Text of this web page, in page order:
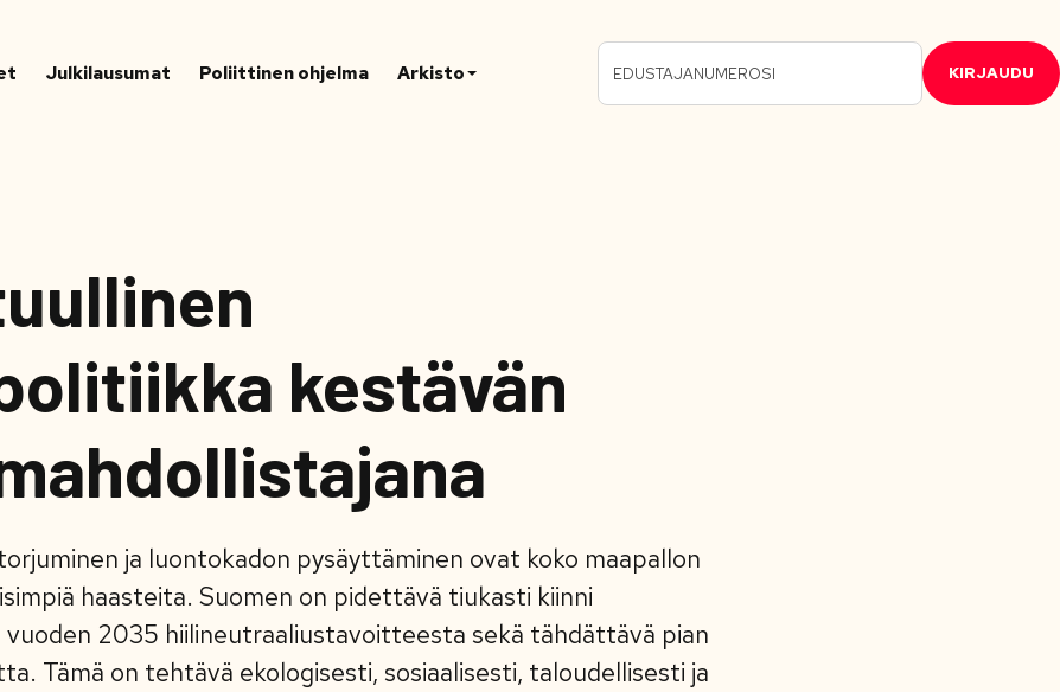
Julkilausumat Poliittinen ohjelma Arkisto KIRJAUDU
kestävän
ja luontokadon pysäyttäminen ovat koko maapallon
haasteita. Suomen on pidettävä tiukasti kiinni
2035 hiilineutraaliustavoitteesta sekä tähdättävä pian
Tämä on tehtävä ekologisesti, sosiaalisesti, taloudellisesti ja